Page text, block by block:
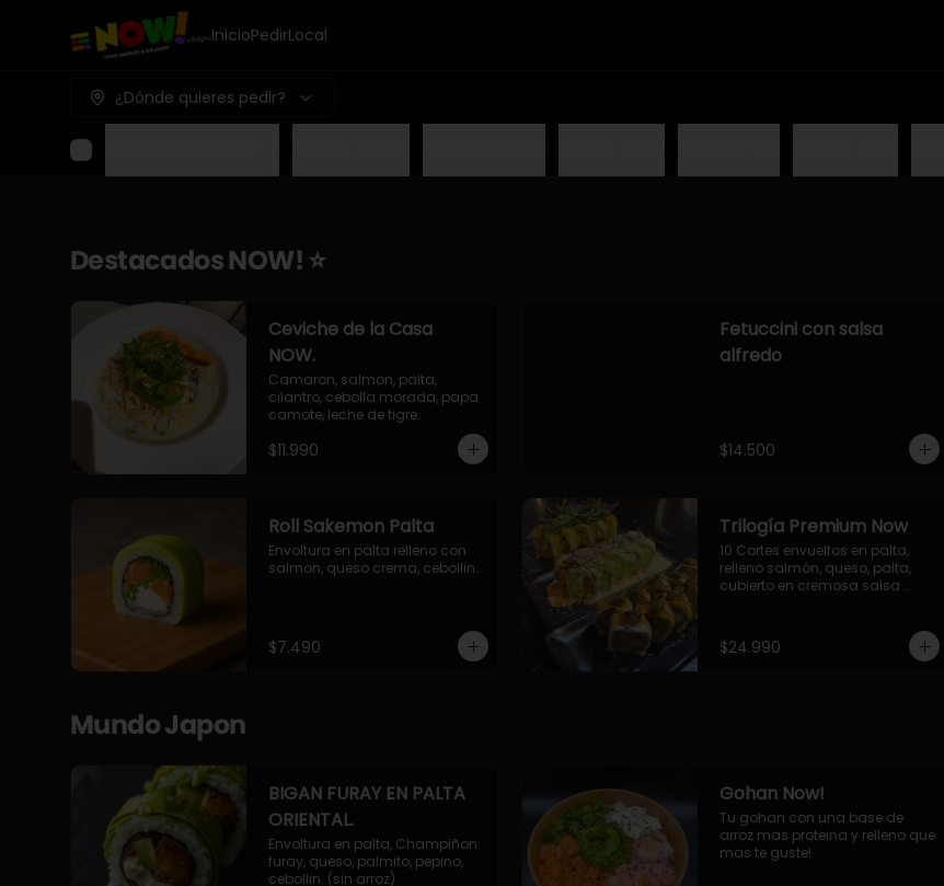
InicioPedirLocal
¿Dónde quieres pedir?
Destacados NOW! ⭐
Ceviche de la Casa
NOW.
Camaron, salmon, palta,
cilantro, cebolla morada, papa
camote, leche de tigre.
$11.990
Fetuccini con salsa
alfredo
$14.500
Roll Sakemon Palta
Envoltura en palta relleno con
salmon, queso crema, cebollin.
$7.490
Trilogía Premium Now
10 Cortes envueltos en palta,
relleno salmón, queso, palta,
cubierto en cremosa salsa
crema, relleno de pollo
apanado y palta, cubierto con
salmón.
$24.990
Mundo Japon
BIGAN FURAY EN PALTA
ORIENTAL.
Envoltura en palta, Champiñon
furay, queso, palmito, pepino,
cebollin. (sin arroz)
Gohan Now!
Tu gohan con una base de
arroz mas proteina y relleno que
mas te guste!